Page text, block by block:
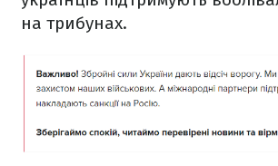
на трибунах.